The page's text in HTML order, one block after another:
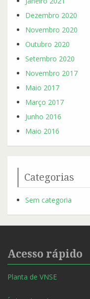
Dezembro 2020
Novembro 2020
Outubro 2020
Setembro 2020
Novembro 2017
Maio 2017
Março 2017
Junho 2016
Maio 2016
Categorias
Sem categoria
Acesso rápido
Planta de VNSE